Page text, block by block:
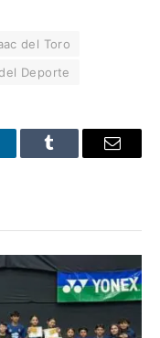
del Toro
Deporte
Tumblr Email